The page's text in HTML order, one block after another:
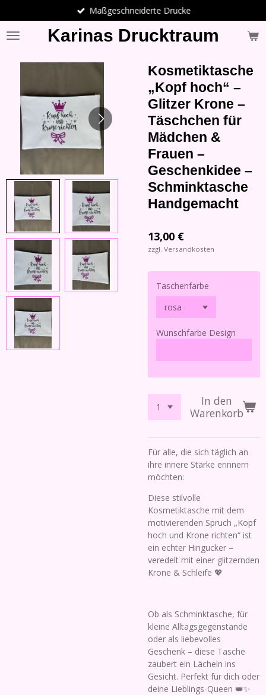
Hauptinhalt
springen
Karinas Drucktraum
Maßgeschneiderte Drucke
Kosmetiktasche
„Kopf hoch“ –
Glitzer Krone –
Täschchen für
Mädchen &
Frauen –
Geschenkidee –
Schminktasche
Handgemacht
13,00 €
zzgl. Versandkosten
Taschenfarbe
Wunschfarbe Design
In den
Warenkorb
Für alle, die sich täglich an
ihre innere Stärke erinnern
möchten:
Diese stilvolle
Kosmetiktasche mit dem
motivierenden Spruch „Kopf
hoch und Krone richten“ ist
ein echter Hingucker –
veredelt mit einer glitzernden
Krone & Schleife 💖
Ob als Schminktasche, für
kleine Alltagsgegenstände
oder als liebevolles
Geschenk – diese Tasche
zaubert ein Lächeln ins
Gesicht. Perfekt für dich oder
deine Lieblings-Queen 👑✨